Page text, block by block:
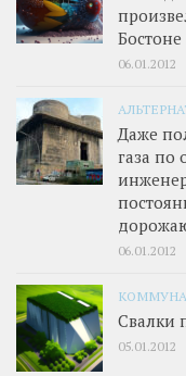
Бостоне
06.01.2012
Даже
газа по
06.01.2012
Свалки
05.01.2012